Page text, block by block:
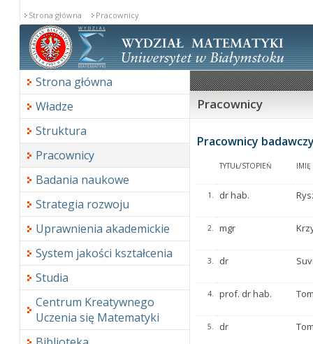
Strona główna Pracownicy
Strona główna
Władze
Struktura
Pracownicy
Badania naukowe
Strategia rozwoju
Uprawnienia akademickie
System jakości kształcenia
Studia
Centrum Kreatywnego
Uczenia się Matematyki
Pracownicy
Pracownicy
TYTUŁ/STOPIEŃ IMIĘ
1. dr hab.
2. mgr
3. dr
4. prof. dr hab.
5. dr